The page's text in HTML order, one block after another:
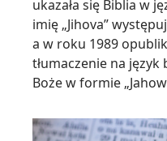
ukazała się Biblia w
imię „Jihova”
a w roku 1989
tłumaczenie na
Boże w formie